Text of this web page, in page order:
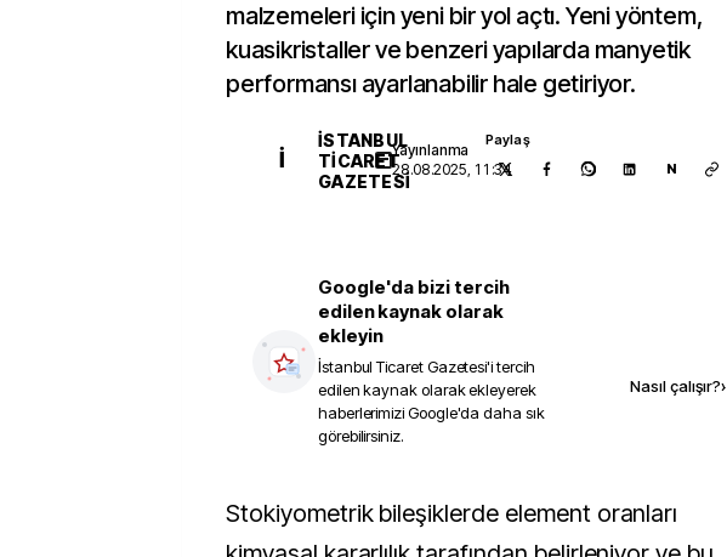
malzemeleri için yeni bir yol açtı. Yeni yöntem,
kuasikristaller ve benzeri yapılarda manyetik
performansı ayarlanabilir hale getiriyor.
İ
İSTANBUL
TICARET
GAZETESI
Yayınlanma
28.08.2025, 11:34
Paylaş
N
Google'da bizi tercih
edilen kaynak olarak
ekleyin
İstanbul Ticaret Gazetesi'i tercih
edilen kaynak olarak ekleyerek
haberlerimizi Google'da daha sık
görebilirsiniz.
Nasıl çalışır?›
Stokiyometrik bileşiklerde element oranları